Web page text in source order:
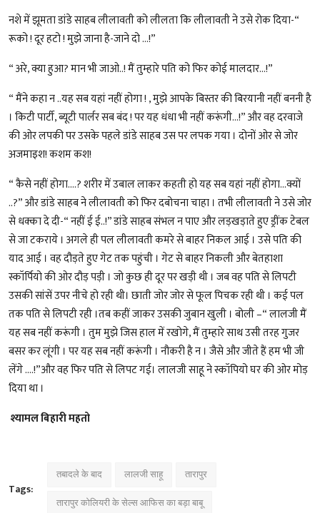
नशे में झूमता डांडे साहब लीलावती को लीलता कि लीलावती ने उसे रोक दिया-“
रूको ! दूर हटो ! मुझे जाना है-जाने दो …!”
“ अरे, क्या हुआ? मान भी जाओ..! मैं तुम्हारे पति को फिर कोई मालदार…!”
“ मैंने कहा न ..यह सब यहां नहीं होगा ! , मुझे आपके बिस्तर की बिरयानी नहीं बननी है
। किटी पार्टी, ब्यूटी पार्लर सब बंद ! पर यह धंधा भी नहीं करूंगी…!” और वह दरवाजे
की ओर लपकी पर उसके पहले डांडे साहब उस पर लपक गया । दोनों ओर से जोर
अजमाइश! कशम कश!
“ कैसे नहीं होगा….? शरीर में उबाल लाकर कहती हो यह सब यहां नहीं होगा…क्यों
..?” और डांडे साहब ने लीलावती को फिर दबोचना चाहा । तभी लीलावती ने उसे जोर
से धक्का दे दी-“ नहीं ई ई..!” डांडे साहब संभल न पाए और लड़खड़ाते हुए ड्रींक टेबल
से जा टकराये । अगले ही पल लीलावती कमरे से बाहर निकल आई । उसे पति की
याद आई । वह दौड़ते हुए गेट तक पहुंची । गेट से बाहर निकली और बेतहाशा
स्कॉर्पियो की ओर दौड़ पड़ी । जो कुछ ही दूर पर खड़ी थी । जब वह पति से लिपटी
उसकी सांसें उपर नीचे हो रही थी। छाती जोर जोर से फूल पिचक रही थी । कई पल
तक पति से लिपटी रही ।तब कहीं जाकर उसकी जुबान खुली । बोली –“ लालजी मैं
यह सब नहीं करूंगी । तुम मुझे जिस हाल में रखोगे, मैं तुम्हारे साथ उसी तरह गुजर
बसर कर लूंगी । पर यह सब नहीं करूंगी । नौकरी है न । जैसे और जीते हैं हम भी जी
लेंगे ….!”और वह फिर पति से लिपट गई। लालजी साहू ने स्कॉपियो घर की ओर मोड़
दिया था ।
श्यामल बिहारी महतो
Tags:
तबादले के बाद लालजी साहू तारापुर
तारापुर कोलियरी के सेल्स आफिस का बड़ा बाबू